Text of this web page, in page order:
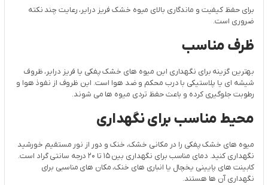
برای حفظ کیفیت و ماندگاری بالای میوه خشک فریز درایر، رعایت چند نکته
ضروری است.
ظرف مناسب
بهترین گزینه برای نگهداری این میوه های خشک پفکی یا فریز درایر، ظروف
شیشه ای یا پلاستیکی با درب محکم و ضد هوا است. این ظروف از نفوذ هوا و
رطوبت جلوگیری کرده و باعث حفظ تردی میوه ها می شوند.
محیط مناسب برای نگهداری
میوه های خشک پفکی را در مکانی خشک، خنک و دور از نور مستقیم خورشید
نگهداری کنید. دمای مناسب برای نگهداری بین 15 تا 20 درجه سانتی گراد است.
کابینت های پایینی یخچال یا انباری های خنک، مکان های مناسبی برای
نگهداری آن ها هستند.